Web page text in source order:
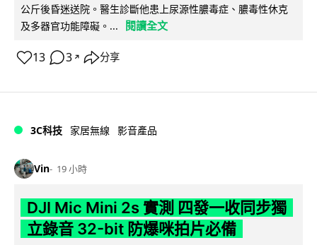
公斤後昏迷送院。醫生診斷他患上尿源性膿毒症、膿毒性休克
及多器官功能障礙。...
閱讀全文
13 3 ↗ 分享
3C科技 家居無線 影音產品
Vin 19 小時
DJI Mic Mini 2s 實測 四發一收同步獨
立錄音 32-bit 防爆咪拍片必備